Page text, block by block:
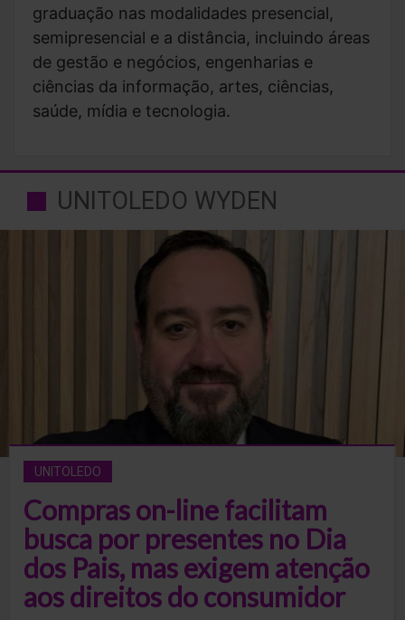
graduação nas modalidades presencial,
semipresencial e a distância, incluindo áreas
de gestão e negócios, engenharias e
ciências da informação, artes, ciências,
saúde, mídia e tecnologia.
UNITOLEDO WYDEN
UNITOLEDO
Compras on-line facilitam
busca por presentes no Dia
dos Pais, mas exigem atenção
aos direitos do consumidor